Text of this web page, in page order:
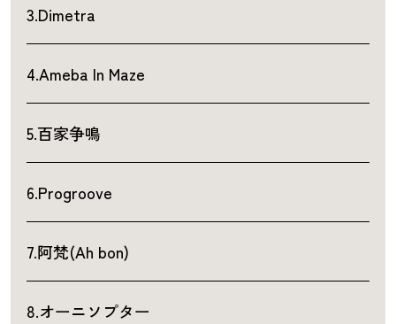
3.Dimetra
4.Ameba In Maze
5.百家争鳴
6.Progroove
7.阿梵(Ah bon)
8.オーニソプター